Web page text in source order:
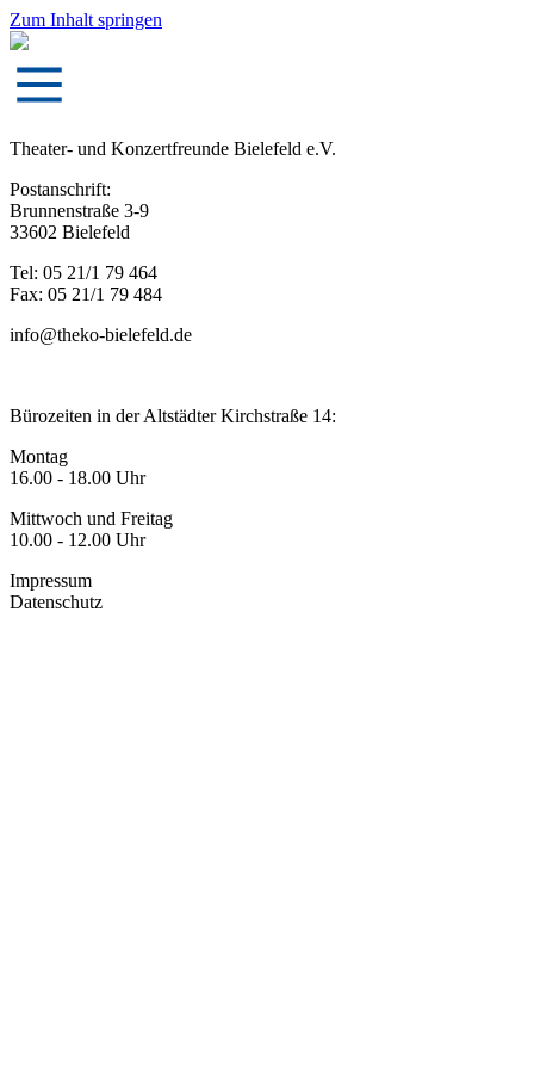
Zum Inhalt springen
Theater- und Konzertfreunde Bielefeld e.V.
Postanschrift:
Brunnenstraße 3-9
33602 Bielefeld
Tel: 05 21/1 79 464
Fax: 05 21/1 79 484
info@theko-bielefeld.de
Bürozeiten in der Altstädter Kirchstraße 14:
Montag
16.00 - 18.00 Uhr
Mittwoch und Freitag
10.00 - 12.00 Uhr
Impressum
Datenschutz